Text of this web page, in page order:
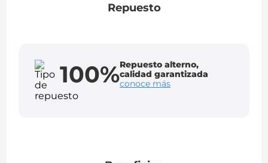
Repuesto
100%Repuesto alterno,
calidad garantizada
conoce más